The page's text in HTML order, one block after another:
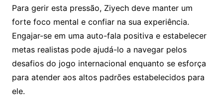
Para gerir esta pressão, Ziyech deve manter um
forte foco mental e confiar na sua experiência.
Engajar-se em uma auto-fala positiva e estabelecer
metas realistas pode ajudá-lo a navegar pelos
desafios do jogo internacional enquanto se esforça
para atender aos altos padrões estabelecidos para
ele.